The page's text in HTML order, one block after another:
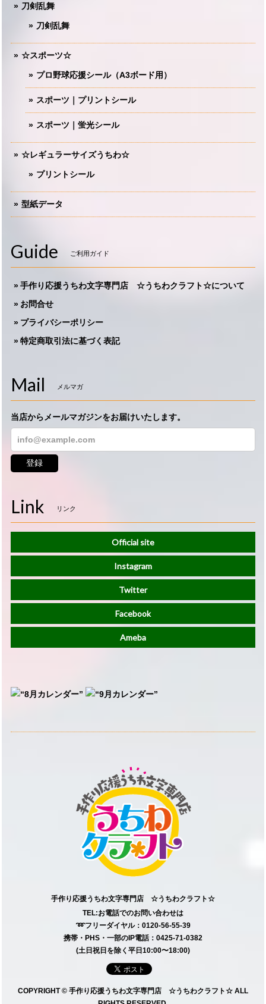
刀剣乱舞
刀剣乱舞
☆スポーツ☆
プロ野球応援シール（A3ボード用）
スポーツ｜プリントシール
スポーツ｜蛍光シール
☆レギュラーサイズうちわ☆
プリントシール
型紙データ
Guide ご利用ガイド
手作り応援うちわ文字専門店 ☆うちわクラフト☆について
お問合せ
プライバシーポリシー
特定商取引法に基づく表記
Mail メルマガ
当店からメールマガジンをお届けいたします。
登録
Link リンク
Official site
Instagram
Twitter
Facebook
Ameba
手作り応援うちわ文字専門店 ☆うちわクラフト☆
TEL:お電話でのお問い合わせは
➿フリーダイヤル：0120-56-55-39
携帯・PHS・一部のIP電話：0425-71-0382
(土日祝日を除く平日10:00〜18:00)
COPYRIGHT © 手作り応援うちわ文字専門店 ☆うちわクラフト☆ ALL